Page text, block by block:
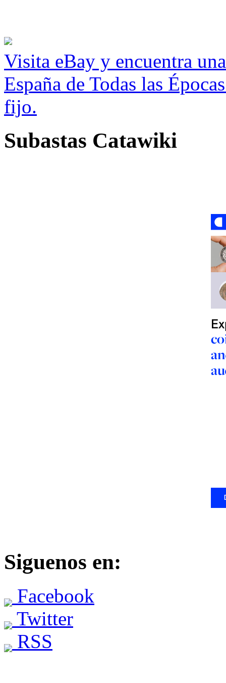
Visita eBay y encuentra
España de Todas las
fijo.
Subastas Catawiki
Siguenos en:
Facebook
Twitter
RSS